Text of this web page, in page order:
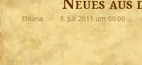
Ehlana 3. Juli 2011 um 00:00